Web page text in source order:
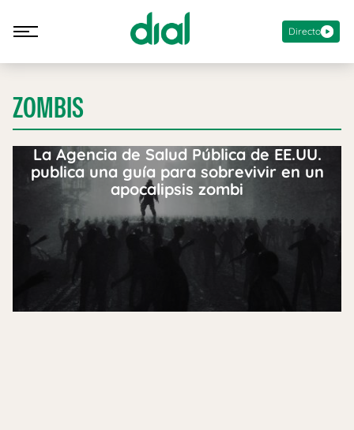
Directo
ZOMBIS
La Agencia de Salud Pública de EE.UU.
publica una guía para sobrevivir en un
apocalipsis zombi